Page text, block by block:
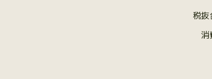
税
消